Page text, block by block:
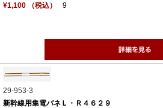
¥1,100 （税込）
9
29-953-3
新幹線用集電バネＬ・Ｒ４６２９